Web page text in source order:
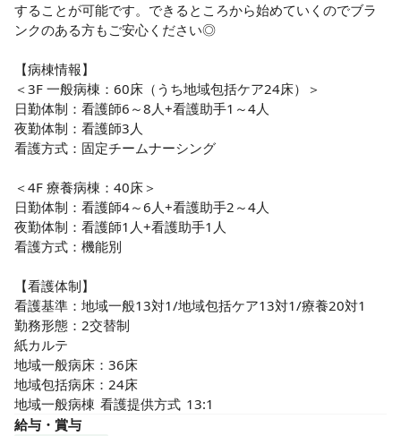
することが可能です。できるところから始めていくのでブラ
ンクのある方もご安心ください◎
【病棟情報】
＜3F 一般病棟：60床（うち地域包括ケア24床）＞
日勤体制：看護師6～8人+看護助手1～4人
夜勤体制：看護師3人
看護方式：固定チームナーシング
＜4F 療養病棟：40床＞
日勤体制：看護師4～6人+看護助手2～4人
夜勤体制：看護師1人+看護助手1人
看護方式：機能別
【看護体制】
看護基準：地域一般13対1/地域包括ケア13対1/療養20対1
勤務形態：2交替制
紙カルテ
地域一般病床：36床
地域包括病床：24床
地域一般病棟	看護提供方式	13:1
給与・賞与